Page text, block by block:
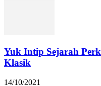
Yuk Intip Sejarah
Klasik
14/10/2021